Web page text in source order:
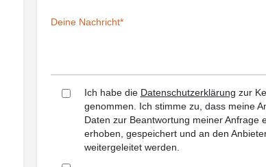
Ich habe die Datenschutzerklärung zur
genommen. Ich stimme zu, dass meine
Daten zur Beantwortung meiner Anfrage
erhoben, gespeichert und an den
weitergeleitet werden.